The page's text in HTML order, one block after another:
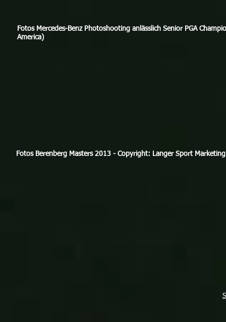
Fotos Mercedes-Benz Photoshooting anlässlich Senior PGA
America)
Fotos Berenberg Masters 2013 - Copyright: Langer Sport